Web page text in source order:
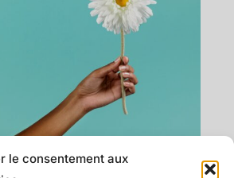
le consentement aux